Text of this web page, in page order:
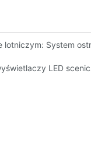
lotniczym: System
LED